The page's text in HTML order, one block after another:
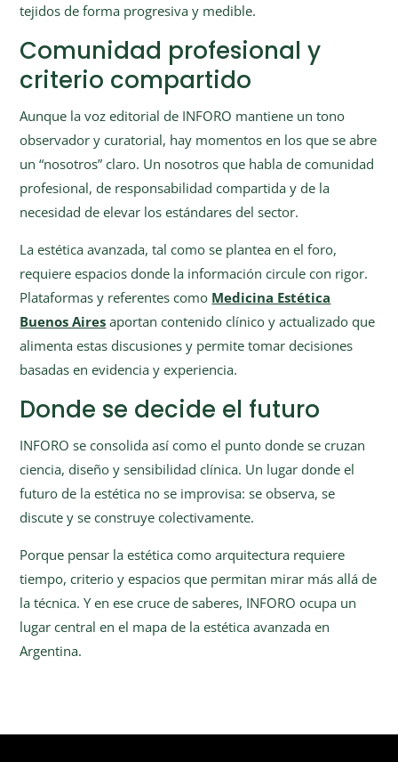
tejidos de forma progresiva y medible.
Comunidad profesional y
criterio compartido
Aunque la voz editorial de INFORO mantiene un tono
observador y curatorial, hay momentos en los que se abre
un “nosotros” claro. Un nosotros que habla de comunidad
profesional, de responsabilidad compartida y de la
necesidad de elevar los estándares del sector.
La estética avanzada, tal como se plantea en el foro,
requiere espacios donde la información circule con rigor.
Plataformas y referentes como Medicina Estética
Buenos Aires aportan contenido clínico y actualizado que
alimenta estas discusiones y permite tomar decisiones
basadas en evidencia y experiencia.
Donde se decide el futuro
INFORO se consolida así como el punto donde se cruzan
ciencia, diseño y sensibilidad clínica. Un lugar donde el
futuro de la estética no se improvisa: se observa, se
discute y se construye colectivamente.
Porque pensar la estética como arquitectura requiere
tiempo, criterio y espacios que permitan mirar más allá de
la técnica. Y en ese cruce de saberes, INFORO ocupa un
lugar central en el mapa de la estética avanzada en
Argentina.